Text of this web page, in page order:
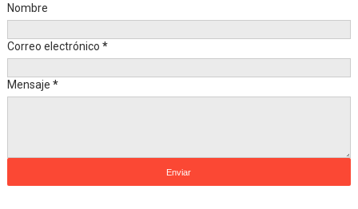
Nombre
Correo electrónico *
Mensaje *